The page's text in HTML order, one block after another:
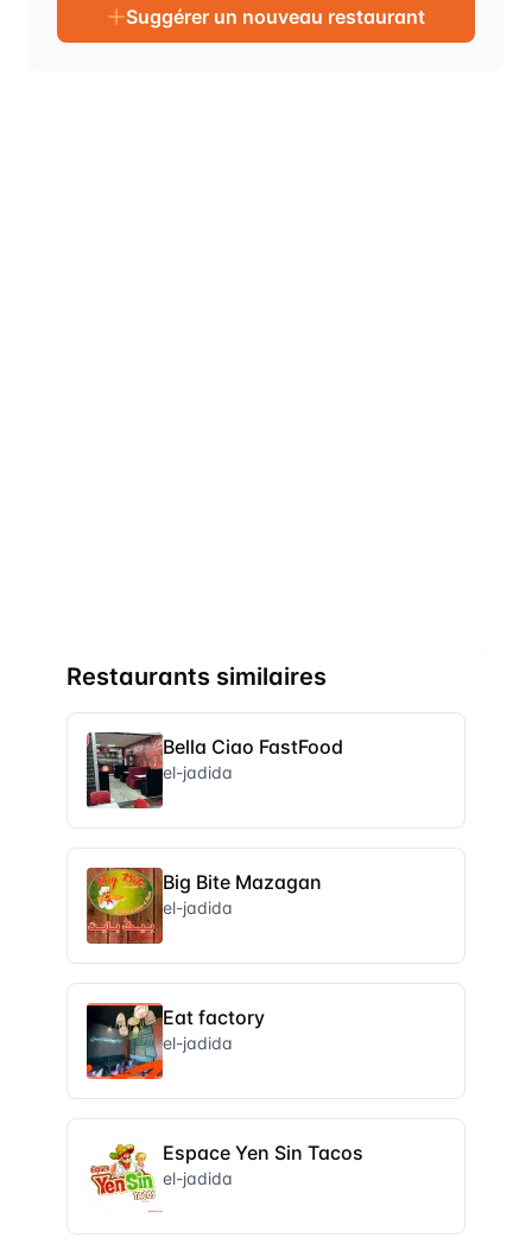
Suggérer un nouveau restaurant
Restaurants similaires
Bella Ciao FastFood
el-jadida
Big Bite Mazagan
el-jadida
Eat factory
el-jadida
Espace Yen Sin Tacos
el-jadida